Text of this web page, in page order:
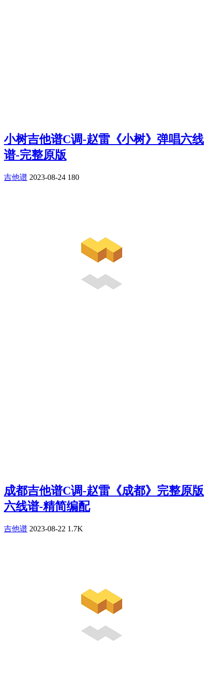
小树吉他谱C调-赵雷《小树》弹唱六线
谱-完整原版
吉他谱 2023-08-24 180
成都吉他谱C调-赵雷《成都》完整原版
六线谱-精简编配
吉他谱 2023-08-22 1.7K